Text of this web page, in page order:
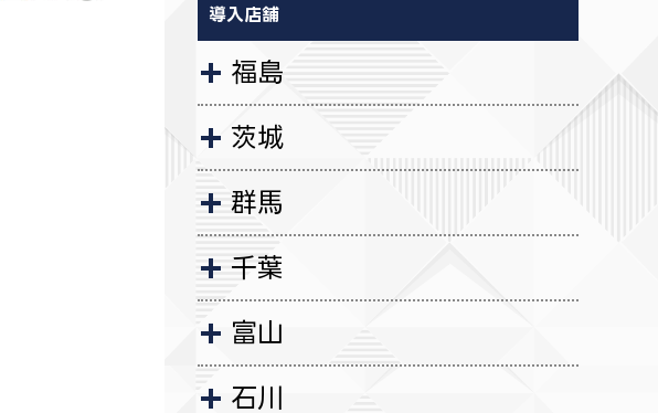
導入店舗
福島
茨城
群馬
千葉
富山
石川